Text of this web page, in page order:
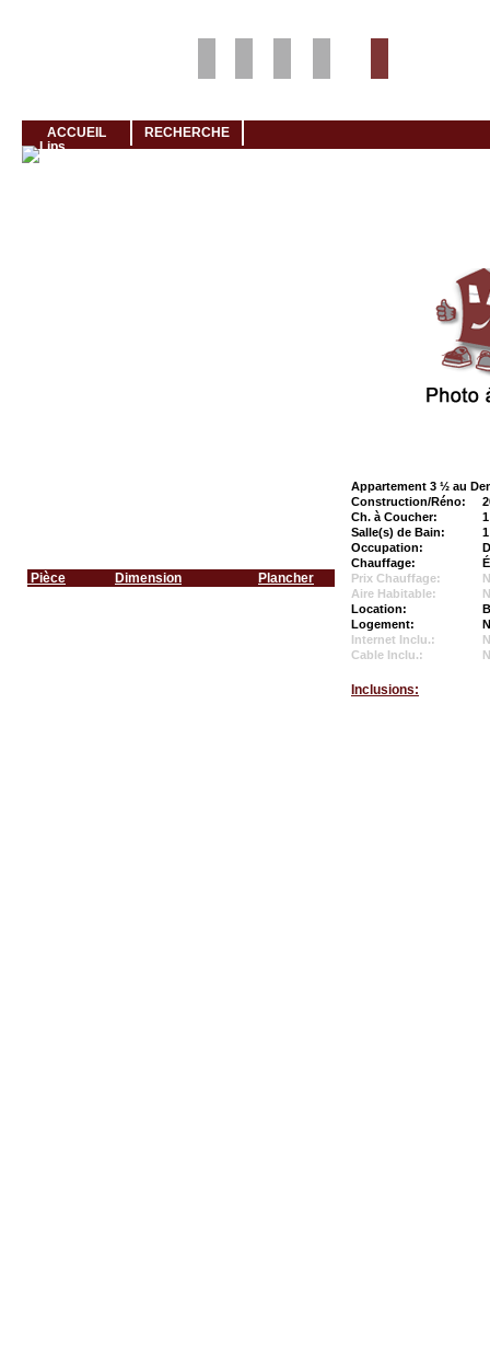
ACCUEIL RECHERCHE
Pièce Dimension Plancher
Appartement 3 ½ au
Construction/Réno:
Ch. à Coucher:
1
Salle(s) de Bain:
1
Occupation:
Chauffage:
Prix Chauffage:
Aire Habitable:
Location:
Logement:
Internet Inclu.:
Cable Inclu.:
Inclusions: